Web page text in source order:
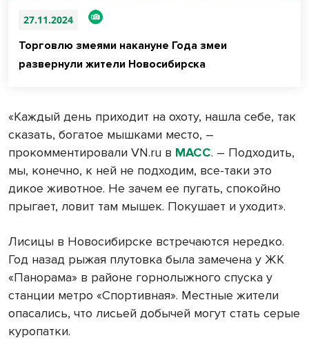
27.11.2024
Торговлю змеями накануне Года змеи
развернули жители Новосибирска
«Каждый день приходит на охоту, нашла себе, так
сказать, богатое мышками место, –
прокомментировали VN.ru в МАСС. – Подходить,
мы, конечно, к ней не подходим, все-таки это
дикое животное. Не зачем ее пугать, спокойно
прыгает, ловит там мышек. Покушает и уходит».
Лисицы в Новосибирске встречаются нередко.
Год назад рыжая плутовка была замечена у ЖК
«Панорама» в районе горнолыжного спуска у
станции метро «Спортивная». Местные жители
опасались, что лисьей добычей могут стать серые
куропатки.